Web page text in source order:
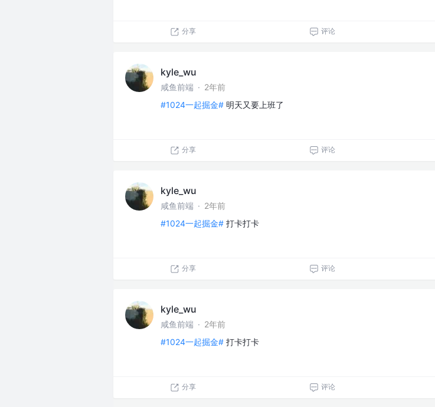
分享 评论
kyle_wu
咸鱼前端 · 2年前
#1024一起掘金# 明天又要上班了
分享 评论
kyle_wu
咸鱼前端 · 2年前
#1024一起掘金# 打卡打卡
分享 评论
kyle_wu
咸鱼前端 · 2年前
#1024一起掘金# 打卡打卡
分享 评论